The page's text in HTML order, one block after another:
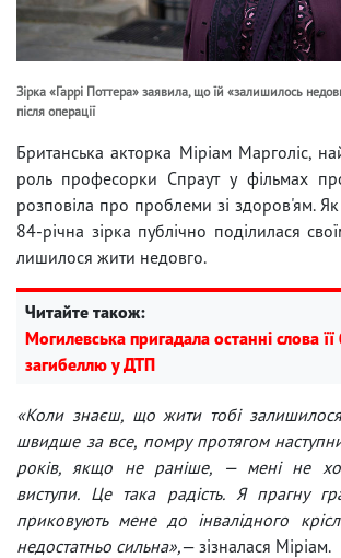
Зірка «Гаррі Поттера» заявила, що їй «залишилось
після операції
Британська акторка Міріам Марголіс,
роль професорки Спраут у фільмах
розповіла про проблеми зі здоров'ям.
84-річна зірка публічно поділилася
лишилося жити недовго.
Читайте також:
Могилевська пригадала останні слова
загибеллю у ДТП
«Коли знаєш, що жити тобі
швидше за все, помру протягом
років, якщо не раніше, — мені не
виступи. Це така радість. Я прагну
приковують мене до інвалідного
недостатньо сильна»,— зізналася Міріам.